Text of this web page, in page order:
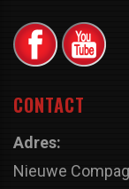
CONTACT
Adres:
Nieuwe